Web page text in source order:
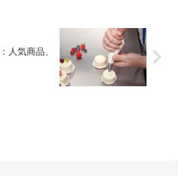
人気商品、